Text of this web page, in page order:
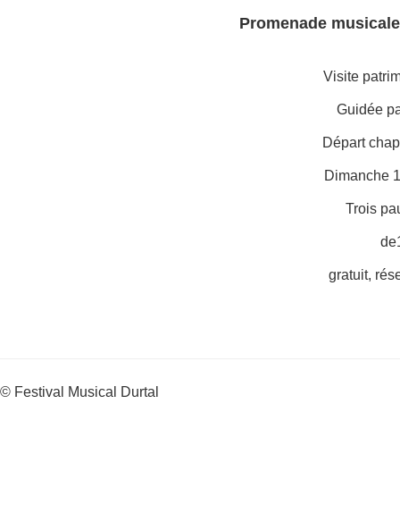
Promenade
Visite
Guidée
Départ
Dimanche
Trois
gratuit,
© Festival Musical Durtal